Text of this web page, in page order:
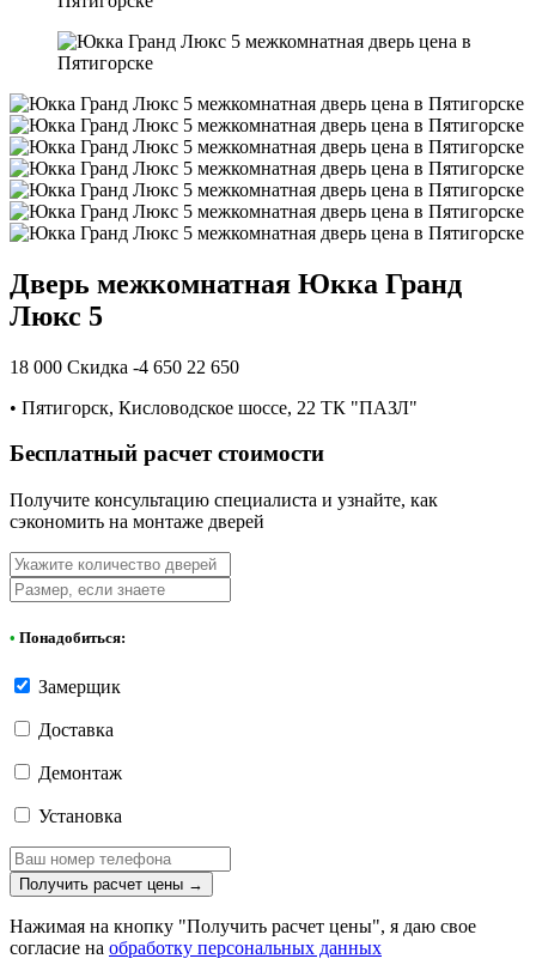
Дверь межкомнатная Юкка Гранд
Люкс 5
18 000 Скидка -4 650 22 650
• Пятигорск, Кисловодское шоссе, 22 ТК "ПАЗЛ"
Бесплатный расчет стоимости
Получите консультацию специалиста и узнайте, как
сэкономить на монтаже дверей
• Понадобиться:
Замерщик
Доставка
Демонтаж
Установка
Получить расчет цены →
Нажимая на кнопку "Получить расчет цены", я даю свое
согласие на обработку персональных данных